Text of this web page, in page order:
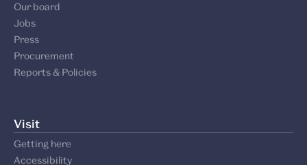
Our board
Jobs
Press
Procurement
Reports & Policies
Visit
Getting here
Accessibility